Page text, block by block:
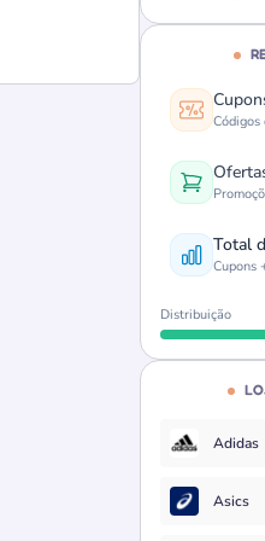
Códigos
Total
Cupons
Distribuição
Adidas
Asics